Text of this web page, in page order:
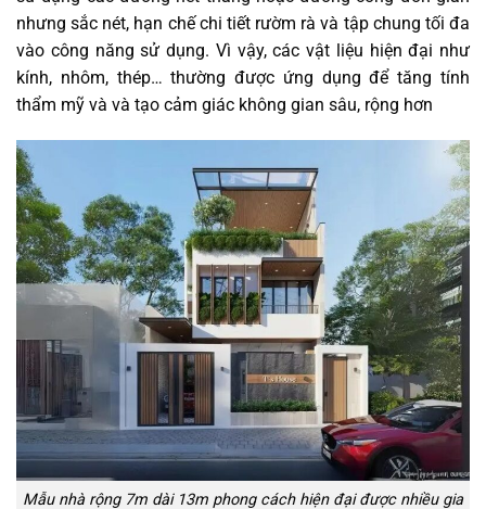
nhưng sắc nét, hạn chế chi tiết rườm rà và tập chung tối đa
vào công năng sử dụng. Vì vậy, các vật liệu hiện đại như
kính, nhôm, thép… thường được ứng dụng để tăng tính
thẩm mỹ và và tạo cảm giác không gian sâu, rộng hơn
Mẫu nhà rộng 7m dài 13m phong cách hiện đại được nhiều gia